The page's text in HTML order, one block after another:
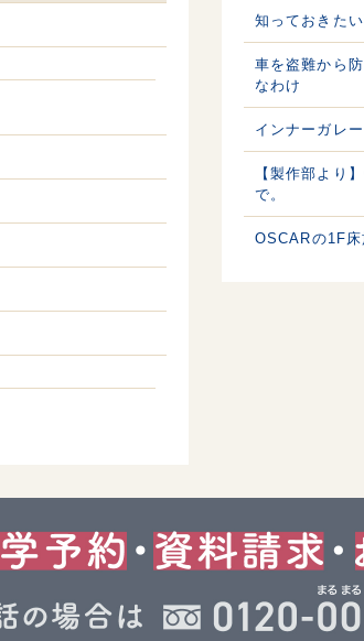
知っておきた
車を盗難から
なわけ
インナーガレ
【製作部より
で。
OSCARの1F